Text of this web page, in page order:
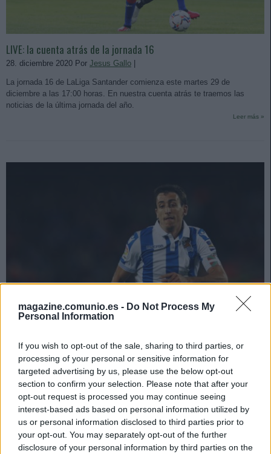
magazine.comunio.es - Do Not Process My
Personal Information
If you wish to opt-out of the sale, sharing to third parties, or
processing of your personal or sensitive information for
targeted advertising by us, please use the below opt-out
section to confirm your selection. Please note that after your
opt-out request is processed you may continue seeing
interest-based ads based on personal information utilized by
us or personal information disclosed to third parties prior to
your opt-out. You may separately opt-out of the further
disclosure of your personal information by third parties on the
LIVE: la cuenta atrás de la jornada 16
28. diciembre 2020 Por Jesus Gallo |
La jornada 16 de LaLiga Santander comienza este martes 29 de
diciembre a las 17:00 horas. En nuestra cuenta atrás te traemos las
noticias de la última jornada del año.
Leer más »
Live: la cuenta atrás de la jornada 15
21. diciembre 2020 Por Jesus Gallo|
La jornada 15 de LaLiga Santander arranca mañana martes 22 de
diciembre a las 17:30 con dos partidos. En nuestra cuenta atrás
repasamos las noticias de última hora, declaraciones de entrenadores y
convocatorias para que puedas preparar tu equipo de Comunio.
Leer más »